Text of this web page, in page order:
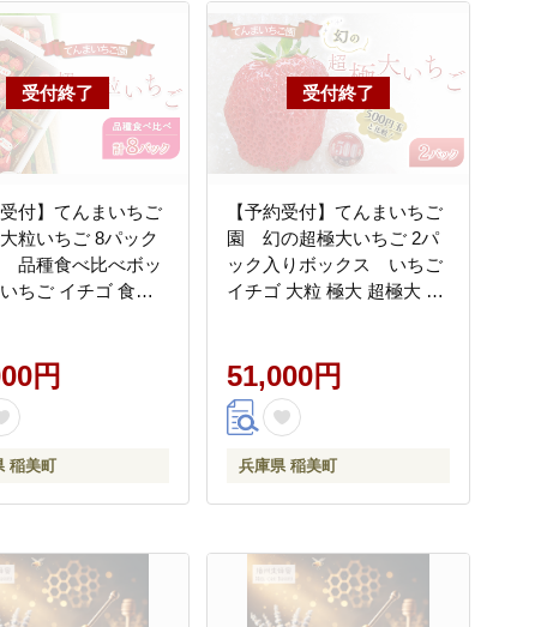
受付】てんまいちご
粒いちご 8パック
品種食べ比べボッ
ちご イチゴ 食べ
円
稲美町
【予約受付】てんまいちご
園 幻の超極大いちご 2パ
ック入りボックス いちご
イチゴ 大粒 極大 超極大 兵
51,000円
兵庫県 稲美町